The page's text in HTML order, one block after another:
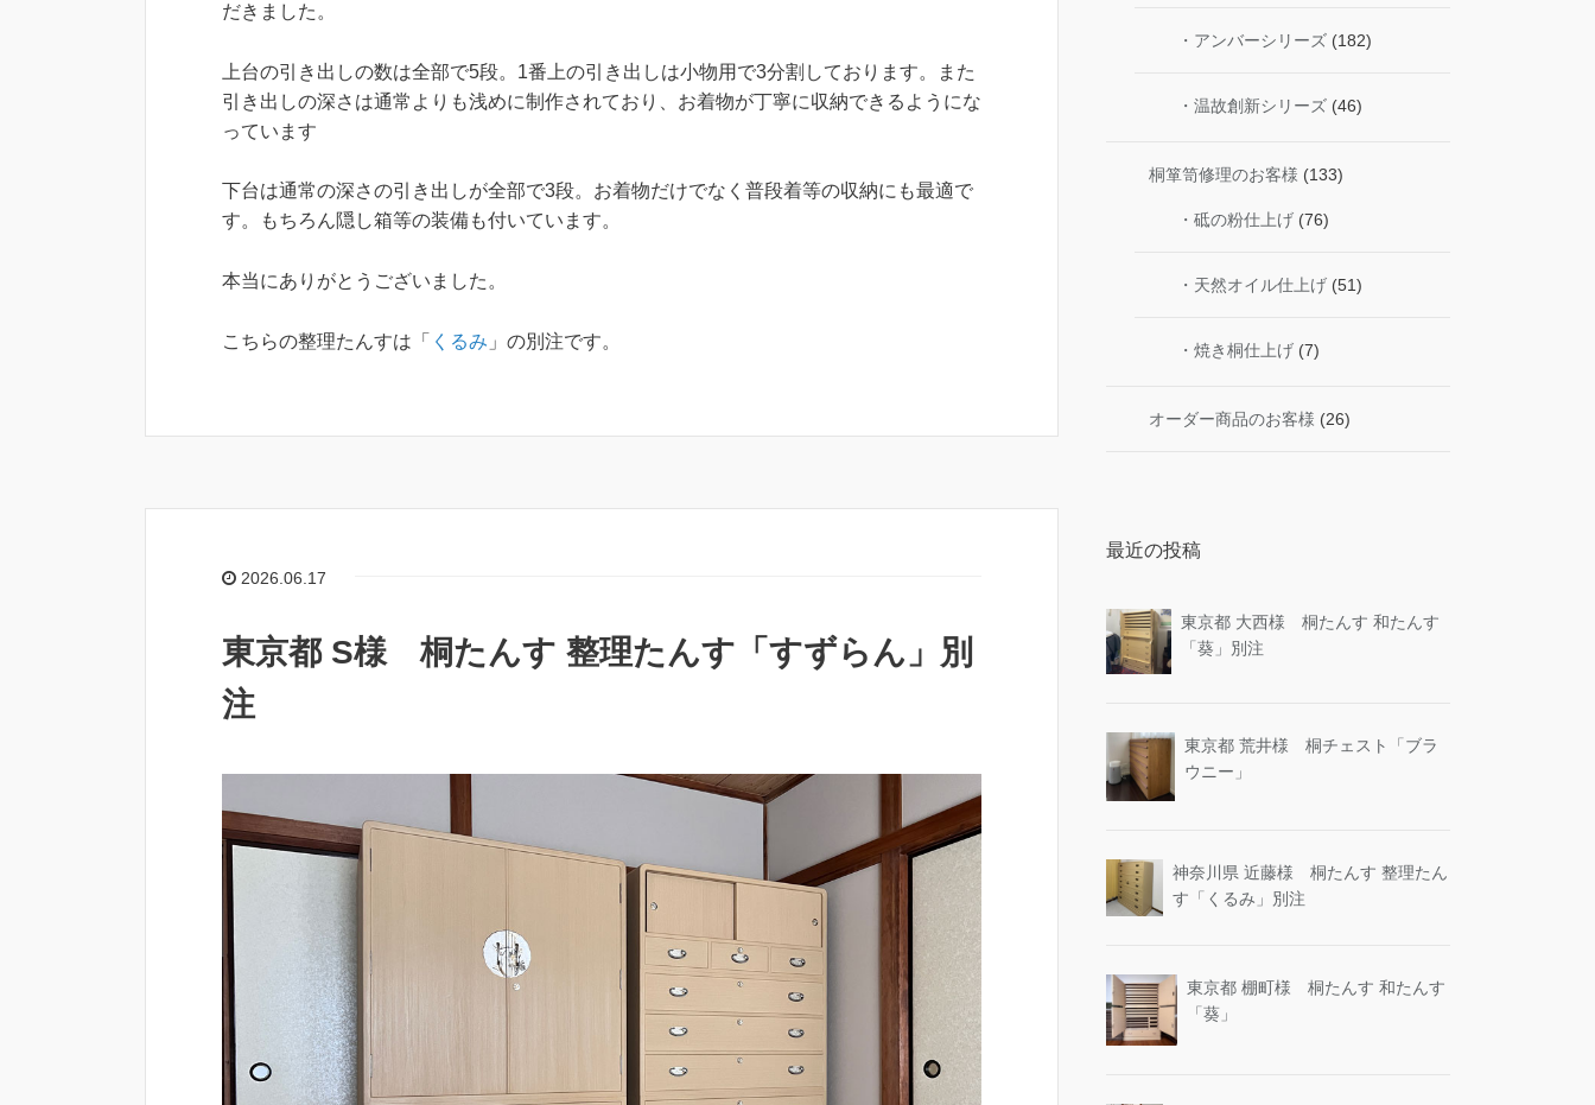
だきました。
上台の引き出しの数は全部で5段。1番上の引き出しは小物用で3分割しております。また
引き出しの深さは通常よりも浅めに制作されており、お着物が丁寧に収納できるようにな
っています
下台は通常の深さの引き出しが全部で3段。お着物だけでなく普段着等の収納にも最適で
す。もちろん隠し箱等の装備も付いています。
本当にありがとうございました。
こちらの整理たんすは「 くるみ 」の別注です。
2026.06.17
東京都 S様 桐たんす 整理たんす「すずらん」別
注
・アンバーシリーズ (182)
・温故創新シリーズ (46)
桐箪笥修理のお客様 (133)
・砥の粉仕上げ (76)
・天然オイル仕上げ (51)
・焼き桐仕上げ (7)
オーダー商品のお客様 (26)
最近の投稿
東京都 大西様 桐たんす 和たんす
「葵」別注
東京都 荒井様 桐チェスト「ブラ
ウニー」
神奈川県 近藤様 桐たんす 整理たん
す「くるみ」別注
東京都 棚町様 桐たんす 和たんす
「葵」